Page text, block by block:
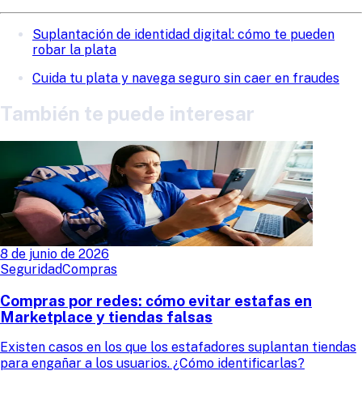
Suplantación de identidad digital: cómo te pueden
robar la plata
Cuida tu plata y navega seguro sin caer en fraudes
También te puede interesar
8 de junio de 2026
SeguridadCompras
Compras por redes: cómo evitar estafas en
Marketplace y tiendas falsas
Existen casos en los que los estafadores suplantan tiendas
para engañar a los usuarios. ¿Cómo identificarlas?